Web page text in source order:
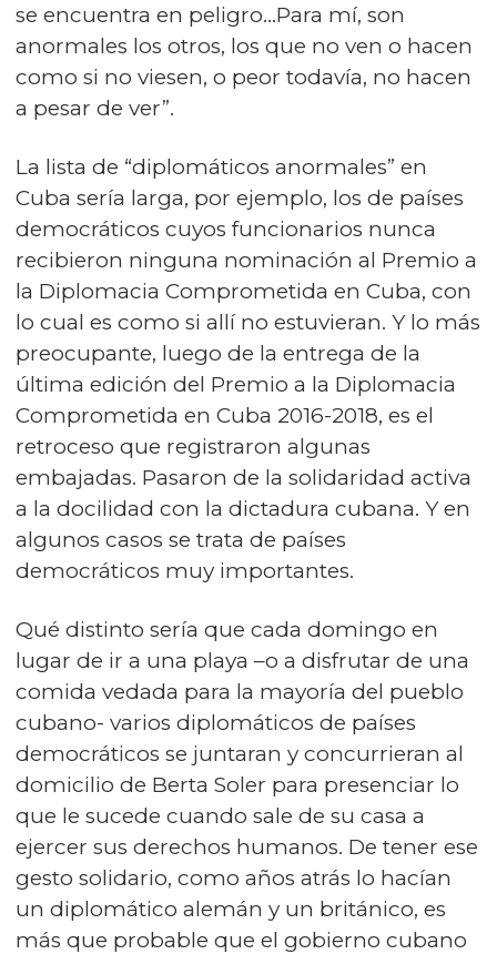
se encuentra en peligro...Para mí, son
anormales los otros, los que no ven o hacen
como si no viesen, o peor todavía, no hacen
a pesar de ver”.
La lista de “diplomáticos anormales” en
Cuba sería larga, por ejemplo, los de países
democráticos cuyos funcionarios nunca
recibieron ninguna nominación al Premio a
la Diplomacia Comprometida en Cuba, con
lo cual es como si allí no estuvieran. Y lo más
preocupante, luego de la entrega de la
última edición del Premio a la Diplomacia
Comprometida en Cuba 2016-2018, es el
retroceso que registraron algunas
embajadas. Pasaron de la solidaridad activa
a la docilidad con la dictadura cubana. Y en
algunos casos se trata de países
democráticos muy importantes.
Qué distinto sería que cada domingo en
lugar de ir a una playa –o a disfrutar de una
comida vedada para la mayoría del pueblo
cubano- varios diplomáticos de países
democráticos se juntaran y concurrieran al
domicilio de Berta Soler para presenciar lo
que le sucede cuando sale de su casa a
ejercer sus derechos humanos. De tener ese
gesto solidario, como años atrás lo hacían
un diplomático alemán y un británico, es
más que probable que el gobierno cubano